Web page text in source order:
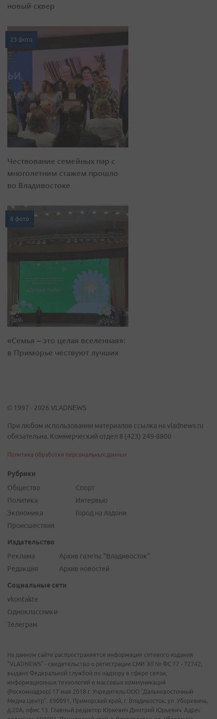
новый сквер
23 фото
Чествование семейных пар с
многолетним стажем прошло
во Владивостоке
8 фото
«Семья – это целая вселенная»:
в Приморье чествуют лучших
© 1997 - 2026 VLADNEWS
При любом использовании материалов ссылка на vladnews.ru
обязательна. Коммерческий отдел 8 (423) 249-8800
Политика обработки персональных данных
Рубрики
Общество
Политика
Экономика
Происшествия
Спорт
Интервью
Город на ладони
Издательство
Реклама
Редакция
Архив газеты "Владивосток"
Архив новостей
Социальные сети
vkontakte
Одноклассники
Телеграм
На данном сайте распространяется информация сетевого издания
"VLADNEWS" - свидетельство о регистрации СМИ ЭЛ № ФС 77 - 72742,
выдано Федеральной службой по надзору в сфере связи,
информационных технологий и массовых коммуникаций
(Роскомнадзор) 17 мая 2018 г. Учредитель ООО "Дальневосточный
Медиа Центр". 690091, Приморский край, г. Владивосток, ул. Уборевича,
д.20А, офис 13. Главный редактор Юркевич Дмитрий Юрьевич. Адрес